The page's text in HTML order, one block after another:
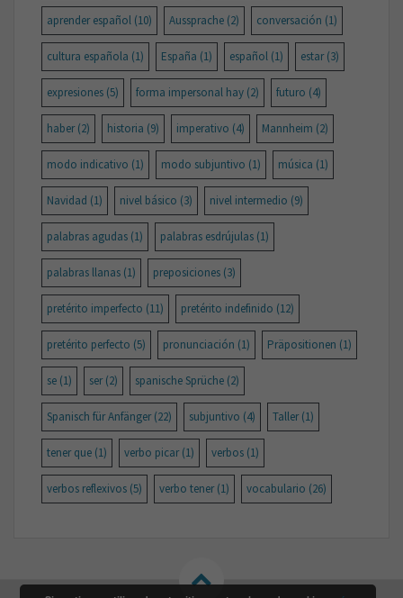
aprender español (10) Aussprache (2) conversación (1)
cultura española (1) España (1) español (1) estar(3)
expresiones (5) forma impersonal hay (2) futuro (4)
haber(2) historia (9) imperativo (4) Mannheim (2)
modo indicativo (1) modo subjuntivo (1) música (1)
Navidad (1) nivel básico (3) nivel intermedio (9)
palabras agudas (1) palabras esdrújulas (1)
palabras llanas (1) preposiciones (3)
pretérito imperfecto (11) pretérito indefinido (12)
pretérito perfecto (5) pronunciación (1) Präpositionen (1)
se (1) ser(2) spanische Sprüche (2)
Spanisch für Anfänger(22) subjuntivo (4) Taller(1)
tener que (1) verbo picar(1) verbos (1)
verbos reflexivos (5) verbo tener(1) vocabulario (26)